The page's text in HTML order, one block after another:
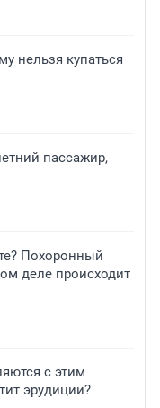
нельзя купаться
пассажир,
Похоронный
деле происходит
с этим
эрудиции?